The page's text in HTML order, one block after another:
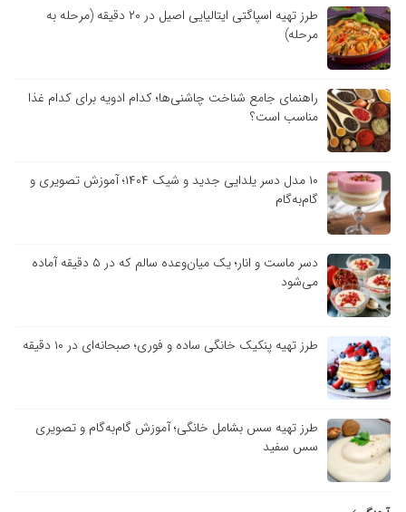
طرز تهیه اسپاگتی ایتالیایی اصیل در ۲۰ دقیقه (مرحله به
مرحله)
راهنمای جامع شناخت چاشنی‌ها؛ کدام ادویه برای کدام غذا
مناسب است؟
۱۰ مدل دسر یلدایی جدید و شیک ۱۴۰۴؛ آموزش تصویری و
گام‌به‌گام
دسر ماست و انار؛ یک میان‌وعده سالم که در ۵ دقیقه آماده
می‌شود
طرز تهیه پنکیک خانگی ساده و فوری؛ صبحانه‌ای در ۱۰ دقیقه
طرز تهیه سس بشامل خانگی؛ آموزش گام‌به‌گام و تصویری
سس سفید